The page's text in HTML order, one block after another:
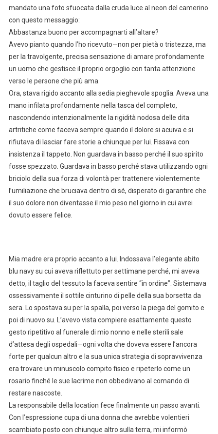
mandato una foto sfuocata dalla cruda luce al neon del camerino
con questo messaggio:
Abbastanza buono per accompagnarti all’altare?
Avevo pianto quando l’ho ricevuto—non per pietà o tristezza, ma
per la travolgente, precisa sensazione di amare profondamente
un uomo che gestisce il proprio orgoglio con tanta attenzione
verso le persone che più ama.
Ora, stava rigido accanto alla sedia pieghevole spoglia. Aveva una
mano infilata profondamente nella tasca del completo,
nascondendo intenzionalmente la rigidità nodosa delle dita
artritiche come faceva sempre quando il dolore si acuiva e si
rifiutava di lasciar fare storie a chiunque per lui. Fissava con
insistenza il tappeto. Non guardava in basso perché il suo spirito
fosse spezzato. Guardava in basso perché stava utilizzando ogni
briciolo della sua forza di volontà per trattenere violentemente
l’umiliazione che bruciava dentro di sé, disperato di garantire che
il suo dolore non diventasse il mio peso nel giorno in cui avrei
dovuto essere felice.
Mia madre era proprio accanto a lui. Indossava l’elegante abito
blu navy su cui aveva riflettuto per settimane perché, mi aveva
detto, il taglio del tessuto la faceva sentire “in ordine”. Sistemava
ossessivamente il sottile cinturino di pelle della sua borsetta da
sera. Lo spostava su per la spalla, poi verso la piega del gomito e
poi di nuovo su. L’avevo vista compiere esattamente questo
gesto ripetitivo al funerale di mio nonno e nelle sterili sale
d’attesa degli ospedali—ogni volta che doveva essere l’ancora
forte per qualcun altro e la sua unica strategia di sopravvivenza
era trovare un minuscolo compito fisico e ripeterlo come un
rosario finché le sue lacrime non obbedivano al comando di
restare nascoste.
La responsabile della location fece finalmente un passo avanti.
Con l’espressione cupa di una donna che avrebbe volentieri
scambiato posto con chiunque altro sulla terra, mi informò